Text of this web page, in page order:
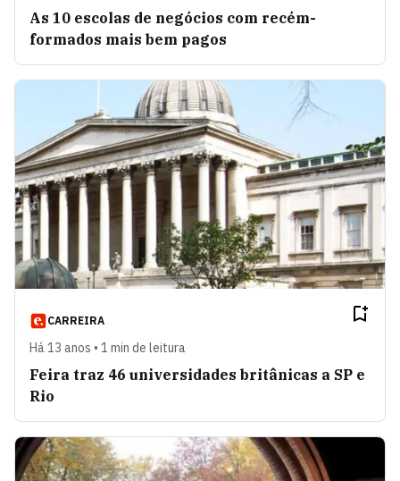
As 10 escolas de negócios com recém-
formados mais bem pagos
CARREIRA
Há 13 anos • 1 min de leitura
Feira traz 46 universidades britânicas a SP e
Rio